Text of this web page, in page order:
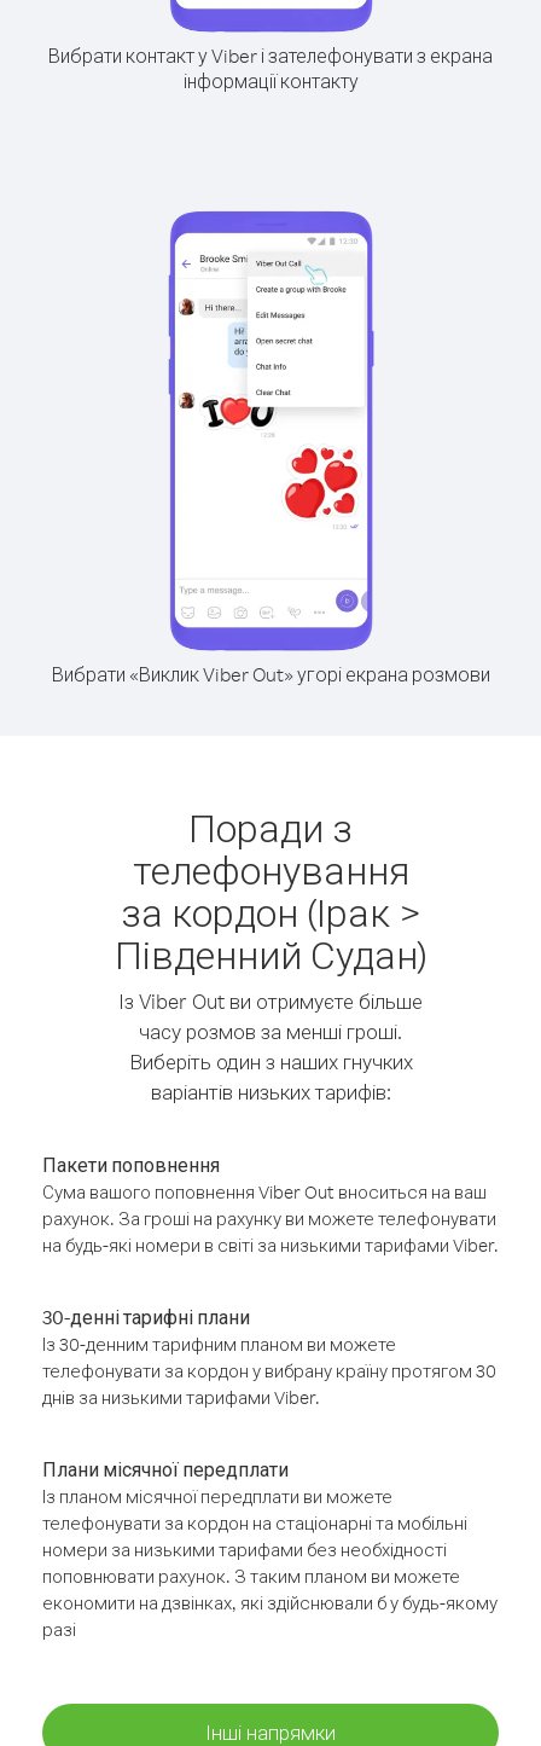
Вибрати контакт у Viber і зателефонувати з екрана
інформації контакту
Вибрати «Виклик Viber Out» угорі екрана розмови
Поради з
телефонування
за кордон (Ірак >
Південний Судан)
Із Viber Out ви отримуєте більше
часу розмов за менші гроші.
Виберіть один з наших гнучких
варіантів низьких тарифів:
Пакети поповнення
Сума вашого поповнення Viber Out вноситься на ваш
рахунок. За гроші на рахунку ви можете телефонувати
на будь-які номери в світі за низькими тарифами Viber.
30-денні тарифні плани
Із 30-денним тарифним планом ви можете
телефонувати за кордон у вибрану країну протягом 30
днів за низькими тарифами Viber.
Плани місячної передплати
Із планом місячної передплати ви можете
телефонувати за кордон на стаціонарні та мобільні
номери за низькими тарифами без необхідності
поповнювати рахунок. З таким планом ви можете
економити на дзвінках, які здійснювали б у будь-якому
разі
Інші напрямки